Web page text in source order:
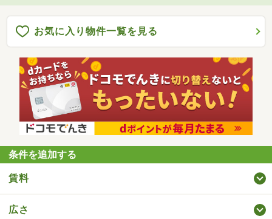
お気に入り物件一覧を見る
条件を追加する
賃料
広さ